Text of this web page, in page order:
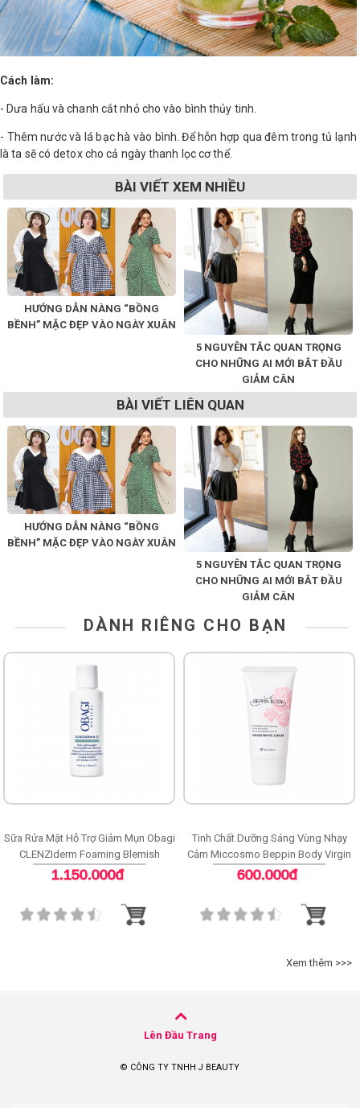
Cách làm:
- Dưa hấu và chanh cắt nhỏ cho vào bình thủy tinh.
- Thêm nước và lá bạc hà vào bình. Để hỗn hợp qua đêm trong tủ lạnh
là ta sẽ có detox cho cả ngày thanh lọc cơ thể.
BÀI VIẾT XEM NHIỀU
HƯỚNG DẪN NÀNG “BỒNG
BỀNH” MẶC ĐẸP VÀO NGÀY XUÂN
5 NGUYÊN TẮC QUAN TRỌNG
CHO NHỮNG AI MỚI BẮT ĐẦU
GIẢM CÂN
BÀI VIẾT LIÊN QUAN
HƯỚNG DẪN NÀNG “BỒNG
BỀNH” MẶC ĐẸP VÀO NGÀY XUÂN
5 NGUYÊN TẮC QUAN TRỌNG
CHO NHỮNG AI MỚI BẮT ĐẦU
GIẢM CÂN
DÀNH RIÊNG CHO BẠN
Sữa Rửa Mặt Hỗ Trợ Giảm Mụn Obagi
CLENZIderm Foaming Blemish
Cleanser
1.150.000đ
Tinh Chất Dưỡng Sáng Vùng Nhạy
Cảm Miccosmo Beppin Body Virgin
White Serum
600.000đ
Xem thêm >>>
Lên Đầu Trang
© CÔNG TY TNHH J BEAUTY